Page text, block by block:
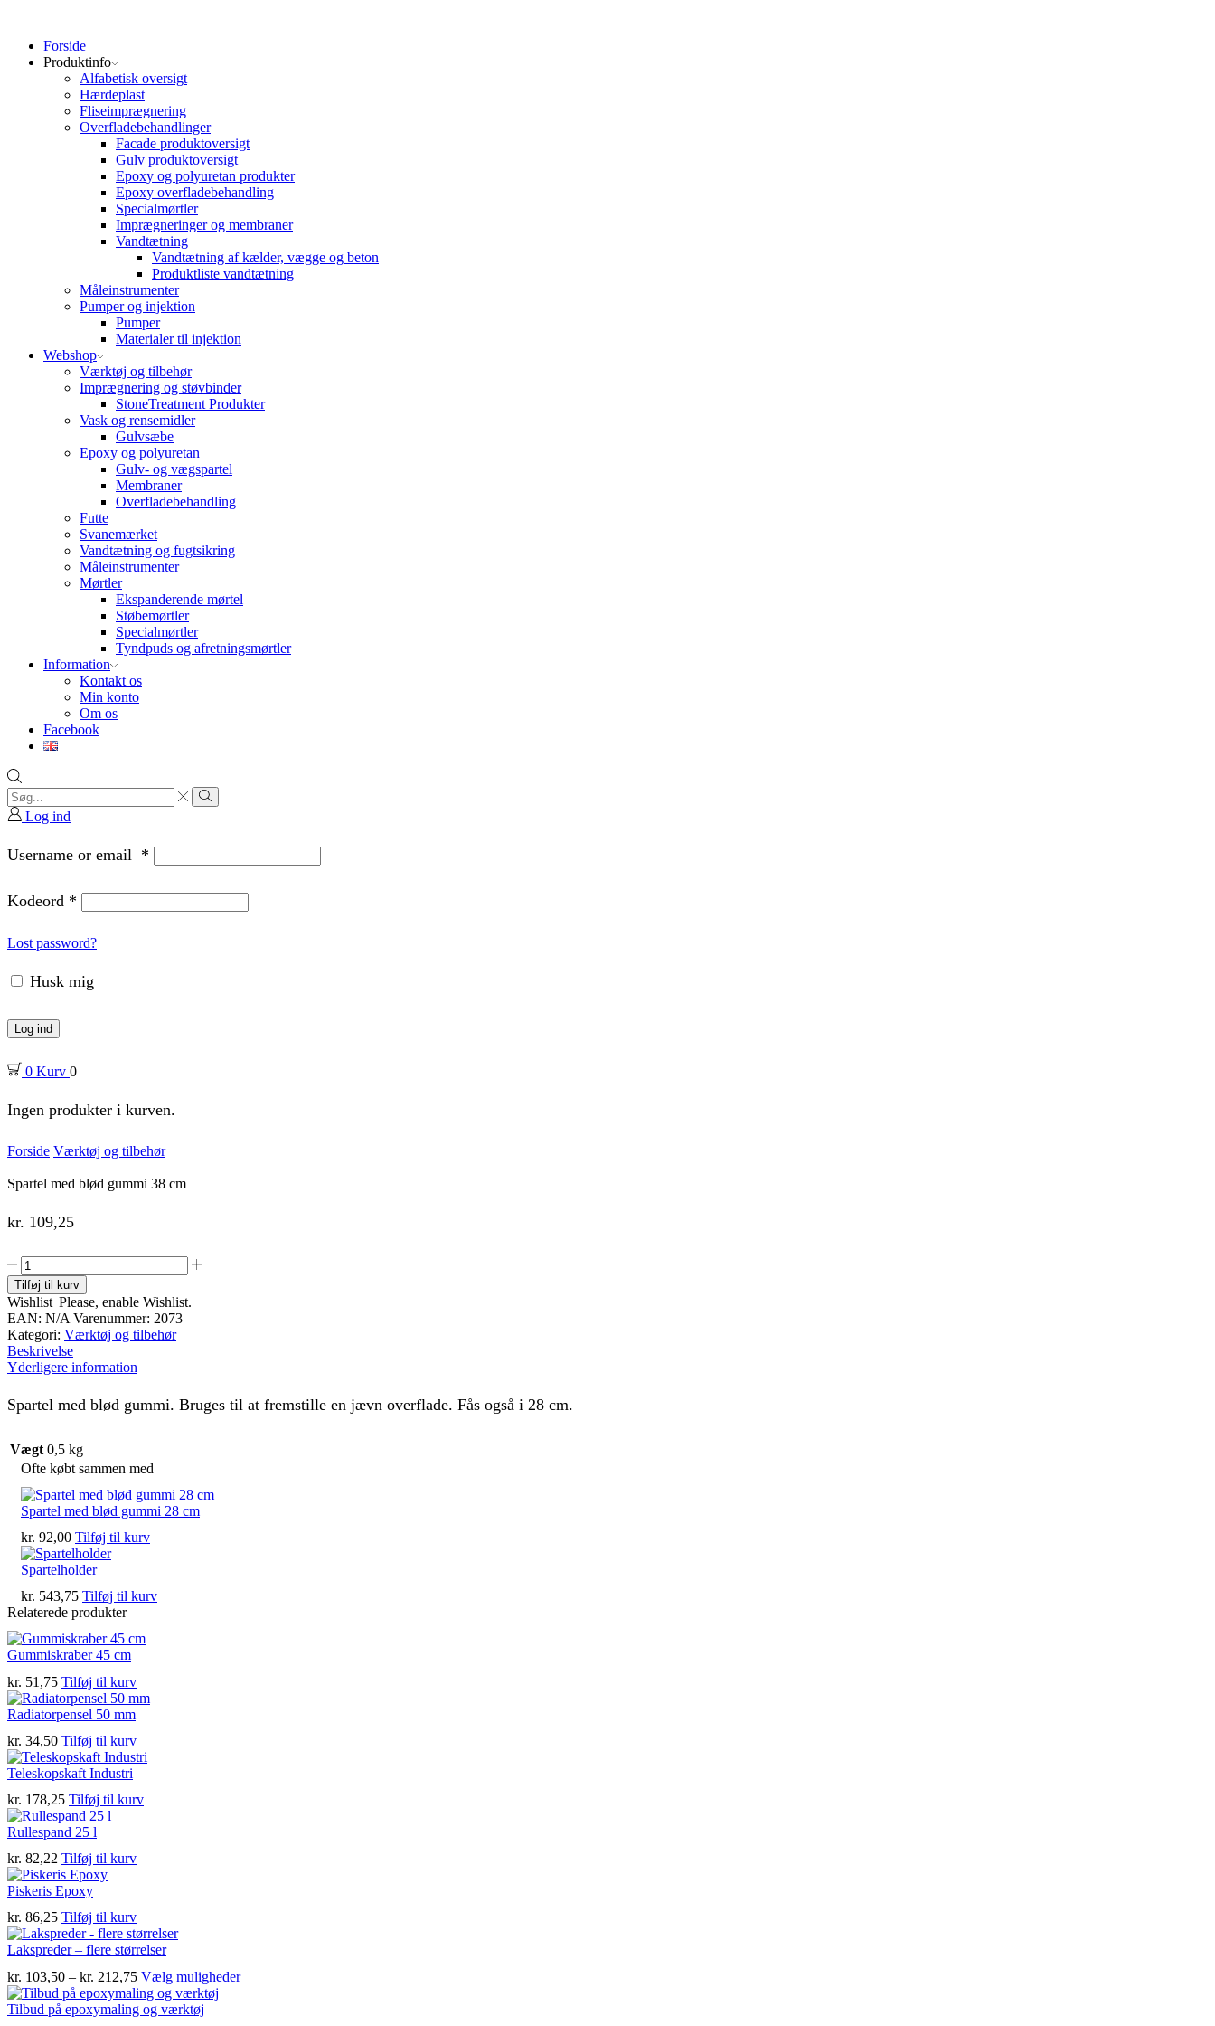
Forside
Produktinfo
Alfabetisk oversigt
Hærdeplast
Fliseimprægnering
Overfladebehandlinger
Facade produktoversigt
Gulv produktoversigt
Epoxy og polyuretan produkter
Epoxy overfladebehandling
Specialmørtler
Imprægneringer og membraner
Vandtætning
Vandtætning af kælder, vægge og beton
Produktliste vandtætning
Måleinstrumenter
Pumper og injektion
Pumper
Materialer til injektion
Webshop
Værktøj og tilbehør
Imprægnering og støvbinder
StoneTreatment Produkter
Vask og rensemidler
Gulvsæbe
Epoxy og polyuretan
Gulv- og vægspartel
Membraner
Overfladebehandling
Futte
Svanemærket
Vandtætning og fugtsikring
Måleinstrumenter
Mørtler
Ekspanderende mørtel
Støbemørtler
Specialmørtler
Tyndpuds og afretningsmørtler
Information
Kontakt os
Min konto
Om os
Facebook
Search
input
Search
Log ind
Username or email *
Kodeord *
Lost password?
Husk mig
Log ind
0 Kurv 0
Ingen produkter i kurven.
Forside Værktøj og tilbehør
Spartel med blød gummi 38 cm
kr. 109,25
Spartel
med
blød
gummi
38
cm
antal
Tilføj til kurv
Wishlist Please, enable Wishlist.
EAN: N/A Varenummer: 2073
Kategori: Værktøj og tilbehør
Beskrivelse
Yderligere information
Spartel med blød gummi. Bruges til at fremstille en jævn overflade. Fås også i 28 cm.
Vægt 0,5 kg
Ofte købt sammen med
Spartel med blød gummi 28 cm
kr. 92,00 Tilføj til kurv
Spartelholder
kr. 543,75 Tilføj til kurv
Relaterede produkter
Gummiskraber 45 cm
kr. 51,75 Tilføj til kurv
Radiatorpensel 50 mm
kr. 34,50 Tilføj til kurv
Teleskopskaft Industri
kr. 178,25 Tilføj til kurv
Rullespand 25 l
kr. 82,22 Tilføj til kurv
Piskeris Epoxy
kr. 86,25 Tilføj til kurv
Lakspreder – flere størrelser
kr. 103,50 – kr. 212,75Prisinterval:
kr. 103,50
til
Vælg mulighederDette
Tilbud på epoxymaling og værktøj